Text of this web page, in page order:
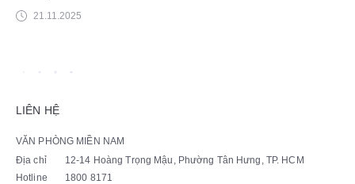
21.11.2025
LIÊN HỆ
VĂN PHÒNG MIỀN NAM
Địa chỉ
12-14 Hoàng Trọng Mậu, Phường Tân Hưng, TP. HCM
Hotline
1800 8171